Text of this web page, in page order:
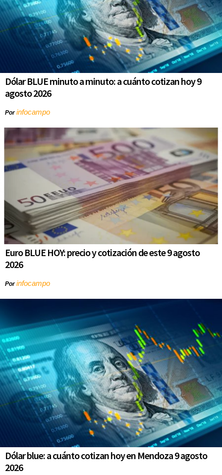
Dólar BLUE minuto a minuto: a cuánto cotizan hoy 9
agosto 2026
Porinfocampo
Euro BLUE HOY: precio y cotización de este 9 agosto
2026
Porinfocampo
Dólar blue: a cuánto cotizan hoy en Mendoza 9 agosto
2026